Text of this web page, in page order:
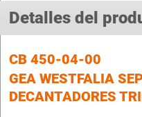
Detalles del
CB 450-04-00
GEA WESTFALIA
DECANTADORES